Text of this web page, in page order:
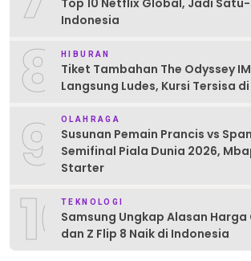
Top 10 Netflix Global, Jadi
Indonesia
8 HIBURAN
Tiket Tambahan The Odyssey
Langsung Ludes, Kursi Tersisa
9 OLAHRAGA
Susunan Pemain Prancis vs
Semifinal Piala Dunia 2026,
Starter
10TEKNOLOGI
Samsung Ungkap Alasan Harga
dan Z Flip 8 Naik di Indonesia